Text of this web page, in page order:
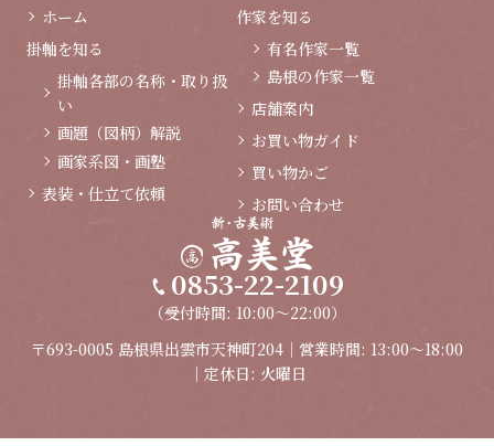
ホーム
掛軸を知る
掛軸各部の名称・取り扱
い
画題（図柄）解説
画家系図・画塾
表装・仕立て依頼
作家を知る
有名作家一覧
島根の作家一覧
店舗案内
お買い物ガイド
買い物かご
お問い合わせ
0853-22-2109
（受付時間: 10:00～22:00）
〒693-0005 島根県出雲市天神町204｜営業時間: 13:00～18:00
｜定休日: 火曜日